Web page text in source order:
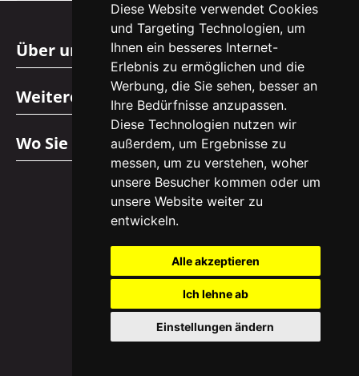
Diese Website verwendet Cookies
und Targeting Technologien, um
Ihnen ein besseres Internet-
Erlebnis zu ermöglichen und die
Werbung, die Sie sehen, besser an
Ihre Bedürfnisse anzupassen.
Diese Technologien nutzen wir
außerdem, um Ergebnisse zu
messen, um zu verstehen, woher
unsere Besucher kommen oder um
unsere Website weiter zu
entwickeln.
Alle akzeptieren
Ich lehne ab
Einstellungen ändern
Über uns
Weitere Informationen
Wo Sie uns finden
Copyright © 2026 EasyHomes.at
Vytvořil